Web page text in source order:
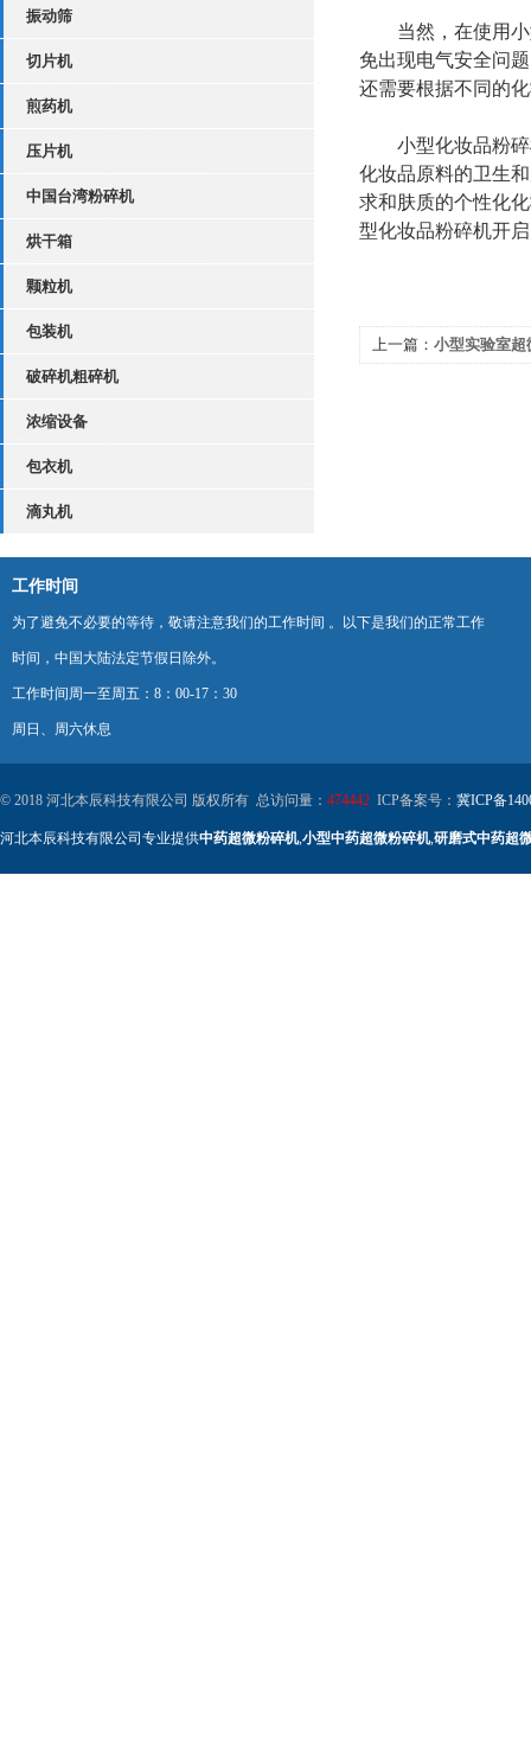
振动筛
切片机
煎药机
压片机
中国台湾粉碎机
烘干箱
颗粒机
包装机
破碎机粗碎机
浓缩设备
包衣机
滴丸机
当然，在使用小
免出现电气安全问
还需要根据不同的
小型化妆品粉碎
化妆品原料的卫生
求和肤质的个性化
型化妆品粉碎机开
上一篇： 小型实验室超
工作时间
为了避免不必要的等待，敬请注意我们的工作时间 。以下是我们的正常工作
时间，中国大陆法定节假日除外。
工作时间周一至周五：8：00-17：30
周日、周六休息
© 2018 河北本辰科技有限公司 版权所有 总访问量： 474442 ICP备案号： 冀ICP备
河北本辰科技有限公司专业提供中药超微粉碎机,小型中药超微粉碎机,研磨式中药超